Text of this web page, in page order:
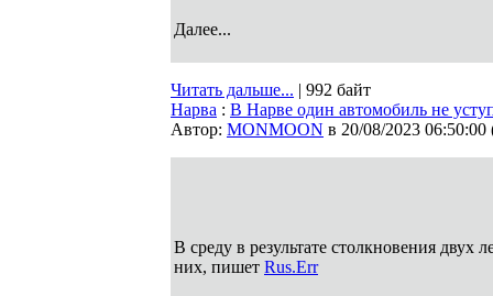
Далее...
Читать дальше... | 992 байт
Нарва : В Нарве один автомобиль не
Автор: MONMOON в 20/08/2023 06:50:00
В среду в результате столкновения двух
них, пишет Rus.Err